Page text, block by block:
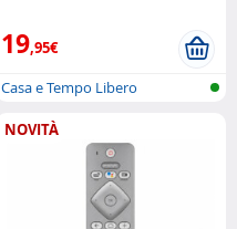
19,95€
Casa e Tempo Libero
NOVITÀ